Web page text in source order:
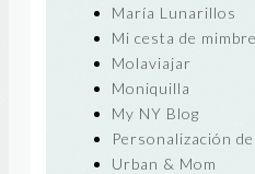
María Lunarillos
Mi cesta de mimbre
Molaviajar
Moniquilla
My NY Blog
Personalización
Urban & Mom